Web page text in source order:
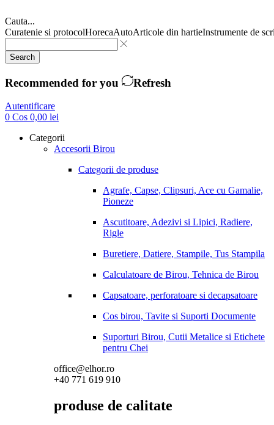
Cauta...
Curatenie si protocolHorecaAutoArticole din hartieInstrumente de
Search
Recommended for you Refresh
Autentificare
0 Cos 0,00 lei
Categorii
Accesorii Birou
Categorii de produse
Agrafe, Capse, Clipsuri, Ace cu Gamalie,
Pioneze
Ascutitoare, Adezivi si Lipici, Radiere,
Rigle
Buretiere, Datiere, Stampile, Tus Stampila
Calculatoare de Birou, Tehnica de Birou
Capsatoare, perforatoare si decapsatoare
Cos birou, Tavite si Suporti Documente
Suporturi Birou, Cutii Metalice si Etichete
pentru Chei
office@elhor.ro
+40 771 619 910
produse de calitate